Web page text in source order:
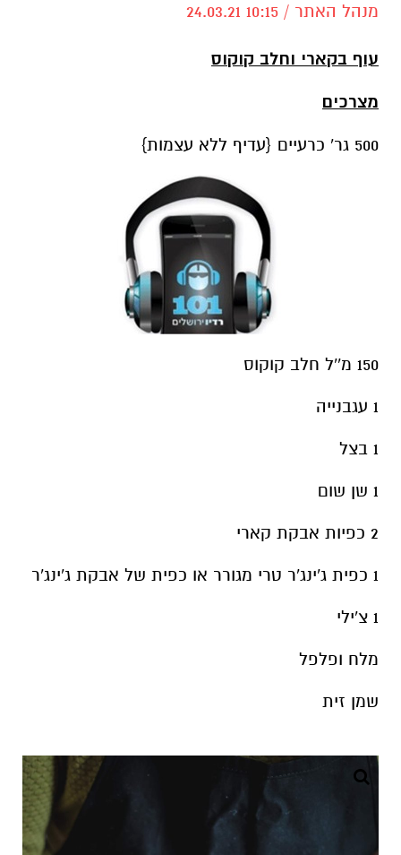
מנהל האתר / 10:15 24.03.21
עוף בקארי וחלב קוקוס
מצרכים
500 גר' כרעיים {עדיף ללא עצמות}
150 מ''ל חלב קוקוס
1 עגבנייה
1 בצל
1 שן שום
2 כפיות אבקת קארי
1 כפית ג'ינג'ר טרי מגורר או כפית של אבקת ג'ינג'ר
1 צ'ילי
מלח ופלפל
שמן זית